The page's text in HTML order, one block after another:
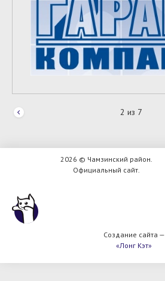
2 из 7
2026 © Чамзинский район.
Официальный сайт.
Создание сайта —
«Лонг Кэт»